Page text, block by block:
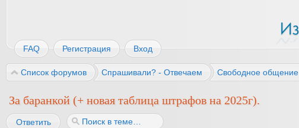
FAQ Регистрация Вход
Список форумов Спрашивали? - Отвечаем Свободное общение
За баранкой (+ новая таблица штрафов на 2025г).
Ответить